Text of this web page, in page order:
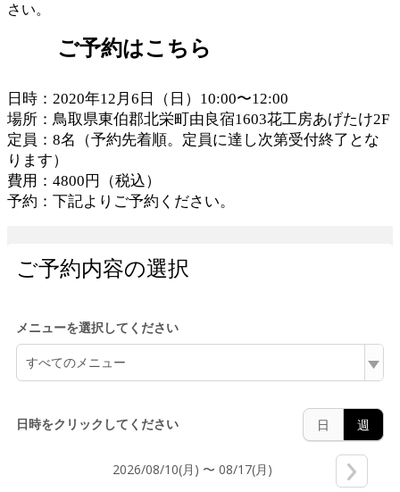
さい。
ご予約はこちら
日時：2020年12月6日（日）10:00〜12:00
場所：鳥取県東伯郡北栄町由良宿1603花工房あげたけ2F
定員：8名（予約先着順。定員に達し次第受付終了とな
ります）
費用：4800円（税込）
予約：下記よりご予約ください。